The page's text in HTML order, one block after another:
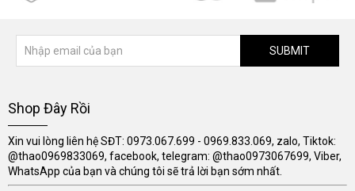
SUBMIT
Shop Đây Rồi
Xin vui lòng liên hệ SĐT: 0973.067.699 - 0969.833.069, zalo, Tiktok:
@thao0969833069, facebook, telegram: @thao0973067699, Viber,
WhatsApp của bạn và chúng tôi sẽ trả lời bạn sớm nhất.